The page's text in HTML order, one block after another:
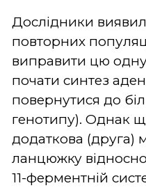
Дослідники
повторних
виправити цю
почати синтез
повернутися до
генотипу). Однак
додаткова (друга)
ланцюжку відносно
11-ферментній